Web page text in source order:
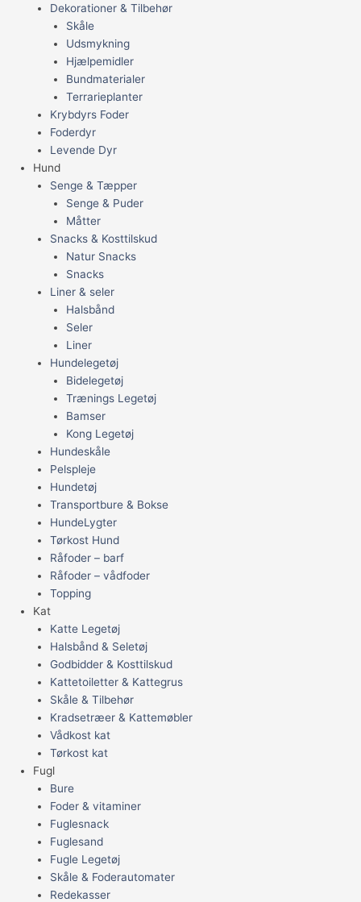
Dekorationer & Tilbehør
Skåle
Udsmykning
Hjælpemidler
Bundmaterialer
Terrarieplanter
Krybdyrs Foder
Foderdyr
Levende Dyr
Hund
Senge & Tæpper
Senge & Puder
Måtter
Snacks & Kosttilskud
Natur Snacks
Snacks
Liner & seler
Halsbånd
Seler
Liner
Hundelegetøj
Bidelegetøj
Trænings Legetøj
Bamser
Kong Legetøj
Hundeskåle
Pelspleje
Hundetøj
Transportbure & Bokse
HundeLygter
Tørkost Hund
Råfoder – barf
Råfoder – vådfoder
Topping
Kat
Katte Legetøj
Halsbånd & Seletøj
Godbidder & Kosttilskud
Kattetoiletter & Kattegrus
Skåle & Tilbehør
Kradsetræer & Kattemøbler
Vådkost kat
Tørkost kat
Fugl
Bure
Foder & vitaminer
Fuglesnack
Fuglesand
Fugle Legetøj
Skåle & Foderautomater
Redekasser